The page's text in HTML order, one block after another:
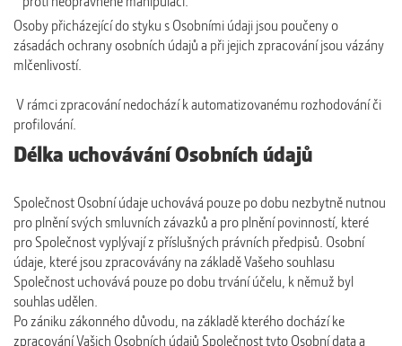
Osoby přicházející do styku s Osobními údaji jsou poučeny o
zásadách ochrany osobních údajů a při jejich zpracování jsou vázány
mlčenlivostí.
V rámci zpracování nedochází k automatizovanému rozhodování či
profilování.
Délka uchovávání Osobních údajů
Společnost Osobní údaje uchovává pouze po dobu nezbytně nutnou
pro plnění svých smluvních závazků a pro plnění povinností, které
pro Společnost vyplývají z příslušných právních předpisů. Osobní
údaje, které jsou zpracovávány na základě Vašeho souhlasu
Společnost uchovává pouze po dobu trvání účelu, k němuž byl
souhlas udělen.
Po zániku zákonného důvodu, na základě kterého dochází ke
zpracování Vašich Osobních údajů Společnost tyto Osobní data a